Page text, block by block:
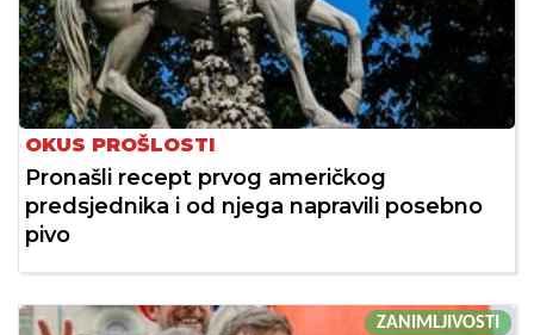
OKUS PROŠLOSTI
Pronašli recept prvog američkog
predsjednika i od njega napravili posebno
pivo
ZANIMLJIVOSTI